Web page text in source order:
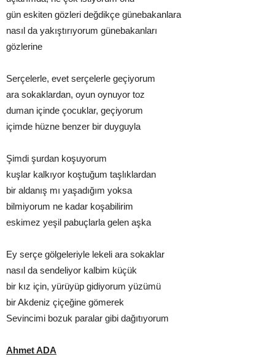
gün eskiten gözleri değdikçe günebakanlara
nasıl da yakıştırıyorum günebakanları
gözlerine
Serçelerle, evet serçelerle geçiyorum
ara sokaklardan, oyun oynuyor toz
duman içinde çocuklar, geçiyorum
içimde hüzne benzer bir duyguyla
Şimdi şurdan koşuyorum
kuşlar kalkıyor koştuğum taşlıklardan
bir aldanış mı yaşadığım yoksa
bilmiyorum ne kadar koşabilirim
eskimez yeşil pabuçlarla gelen aşka
Ey serçe gölgeleriyle lekeli ara sokaklar
nasıl da sendeliyor kalbim küçük
bir kız için, yürüyüp gidiyorum yüzümü
bir Akdeniz çiçeğine gömerek
Sevincimi bozuk paralar gibi dağıtıyorum
Ahmet ADA